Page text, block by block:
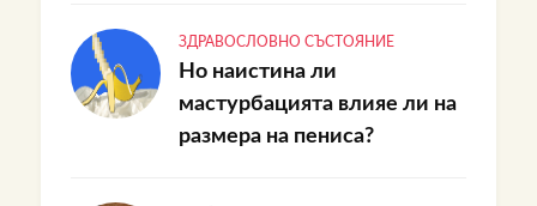
ЗДРАВОСЛОВНО СЪСТОЯНИЕ
Но наистина ли
мастурбацията влияе ли на
размера на пениса?